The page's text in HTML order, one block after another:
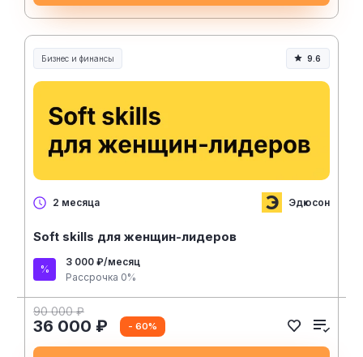
Бизнес и финансы 9.6
2 месяца Эдюсон
Soft skills для женщин-лидеров
3 000 ₽/месяц
Рассрочка 0%
90 000 ₽
36 000 ₽ - 60%